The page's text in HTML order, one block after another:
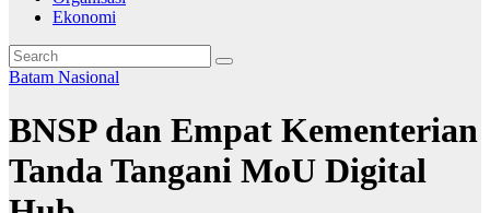
Ekonomi
Batam Nasional
BNSP dan Empat Kementerian
Tanda Tangani MoU Digital